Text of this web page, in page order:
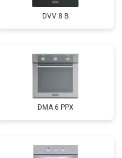
DVV 8 B
DMA 6 PPX